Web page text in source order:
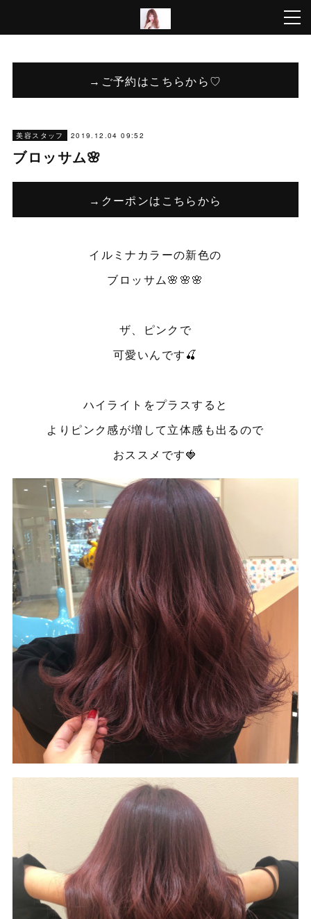
→ご予約はこちらから♡
美容スタッフ 2019.12.04 09:52
ブロッサム🌸
→クーポンはこちらから
イルミナカラーの新色の
ブロッサム🌸🌸🌸
ザ、ピンクで
可愛いんです🍒
ハイライトをプラスすると
よりピンク感が増して立体感も出るので
おススメです🍓